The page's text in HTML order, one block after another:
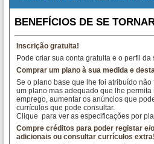
BENEFÍCIOS DE SE
Inscrição gratuita!
Pode criar sua conta gratuita e o perfil
Comprar um plano à sua medida e
Se o plano base que lhe foi atribuído
um plano mas adequado que lhe
emprego, aumentar os anúncios que
currículos que pode consultar.
Clique para ver as especificações por
Compre créditos para poder registar e/
adicionais ou consultar currículos extra!